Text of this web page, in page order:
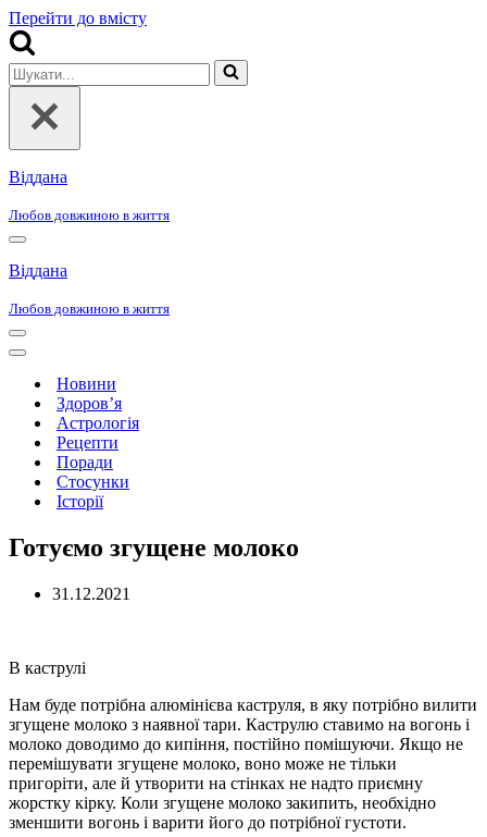
Перейти до вмісту
Шукати...
Віддана
Любов довжиною в життя
Меню
навігації
Віддана
Любов довжиною в життя
Меню
навігації
Меню
навігаціїНовини
Здоров’я
Астрологія
Рецепти
Поради
Стосунки
Історії
Готуємо згущене молоко
31.12.2021
В каструлі
Нам буде потрібна алюмінієва каструля, в яку потрібно вилити
згущене молоко з наявної тари. Каструлю ставимо на вогонь і
молоко доводимо до кипіння, постійно помішуючи. Якщо не
перемішувати згущене молоко, воно може не тільки
пригоріти, але й утворити на стінках не надто приємну
жорстку кірку. Коли згущене молоко закипить, необхідно
зменшити вогонь і варити його до потрібної густоти.